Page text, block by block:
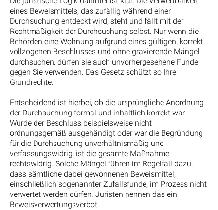
eines Beweismittels, das zufällig während einer
Durchsuchung entdeckt wird, steht und fällt mit der
Rechtmäßigkeit der Durchsuchung selbst. Nur wenn die
Behörden eine Wohnung aufgrund eines gültigen, korrekt
vollzogenen Beschlusses und ohne gravierende Mängel
durchsuchen, dürfen sie auch unvorhergesehene Funde
gegen Sie verwenden. Das Gesetz schützt so Ihre
Grundrechte.
Entscheidend ist hierbei, ob die ursprüngliche Anordnung
der Durchsuchung formal und inhaltlich korrekt war.
Wurde der Beschluss beispielsweise nicht
ordnungsgemäß ausgehändigt oder war die Begründung
für die Durchsuchung unverhältnismäßig und
verfassungswidrig, ist die gesamte Maßnahme
rechtswidrig. Solche Mängel führen im Regelfall dazu,
dass sämtliche dabei gewonnenen Beweismittel,
einschließlich sogenannter Zufallsfunde, im Prozess nicht
verwertet werden dürfen. Juristen nennen das ein
Beweisverwertungsverbot.